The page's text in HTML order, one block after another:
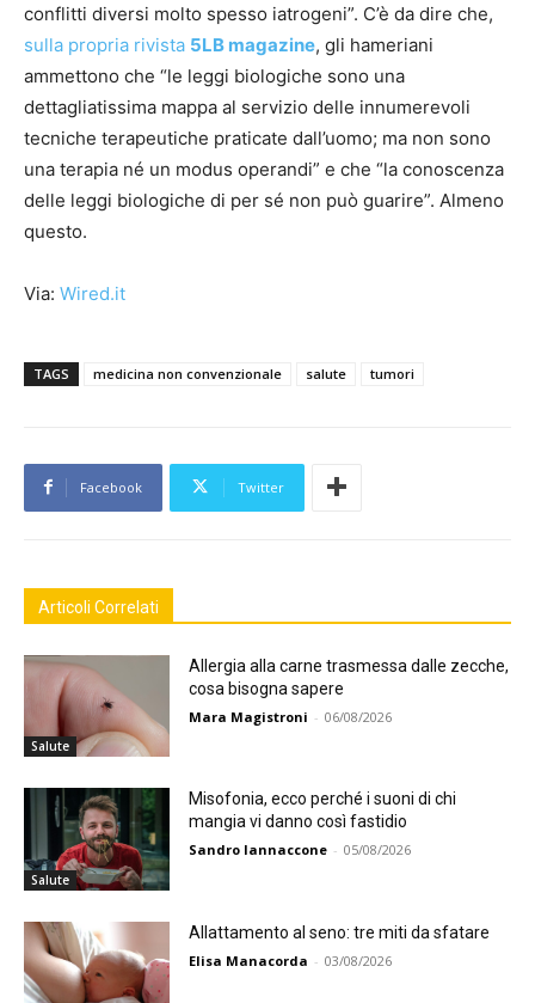
conflitti diversi molto spesso iatrogeni”. C’è da dire che,
sulla propria rivista 5LB magazine, gli hameriani
ammettono che “le leggi biologiche sono una
dettagliatissima mappa al servizio delle innumerevoli
tecniche terapeutiche praticate dall’uomo; ma non sono
una terapia né un modus operandi” e che “la conoscenza
delle leggi biologiche di per sé non può guarire”. Almeno
questo.
Via: Wired.it
TAGS medicina non convenzionale salute tumori
Facebook Twitter
Articoli Correlati
Salute
Allergia alla carne trasmessa dalle zecche,
cosa bisogna sapere
Mara Magistroni - 06/08/2026
Salute
Misofonia, ecco perché i suoni di chi
mangia vi danno così fastidio
Sandro Iannaccone - 05/08/2026
Allattamento al seno: tre miti da sfatare
Elisa Manacorda - 03/08/2026